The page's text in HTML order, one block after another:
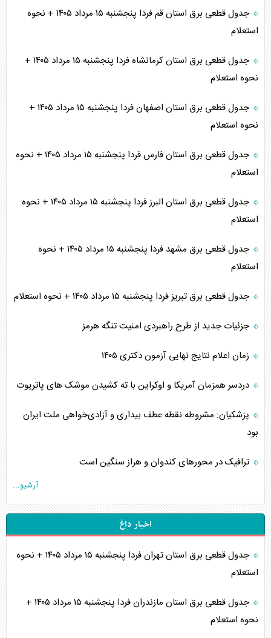
جدول قطعی برق استان قم فردا پنجشنبه ۱۵ مرداد ۱۴۰۵ + نحوه
استعلام
جدول قطعی برق استان کرمانشاه فردا پنجشنبه ۱۵ مرداد ۱۴۰۵ +
نحوه استعلام
جدول قطعی برق استان اصفهان فردا پنجشنبه ۱۵ مرداد ۱۴۰۵ +
نحوه استعلام
جدول قطعی برق استان فارس فردا پنجشنبه ۱۵ مرداد ۱۴۰۵ + نحوه
استعلام
جدول قطعی برق استان البرز فردا پنجشنبه ۱۵ مرداد ۱۴۰۵ + نحوه
استعلام
جدول قطعی برق مشهد فردا پنجشنبه ۱۵ مرداد ۱۴۰۵ + نحوه
استعلام
جدول قطعی برق تبریز فردا پنجشنبه ۱۵ مرداد ۱۴۰۵ + نحوه استعلام
جزئیات جدید از طرح راهبردی امنیت تنگه هرمز
زمان اعلام نتایج نهایی آزمون دکتری ۱۴۰۵
دردسر همزمان آمریکا و اوکراین با ته کشیدن موشک های پاتریوت
پزشکیان: مشروطه نقطه عطف بیداری و آزادی‌خواهی ملت ایران
بود
ترافیک در محورهای کندوان و هراز سنگین است
آرشیو...
اخبار داغ
جدول قطعی برق استان تهران فردا پنجشنبه ۱۵ مرداد ۱۴۰۵ + نحوه
استعلام
جدول قطعی برق استان مازندران فردا پنجشنبه ۱۵ مرداد ۱۴۰۵ +
نحوه استعلام